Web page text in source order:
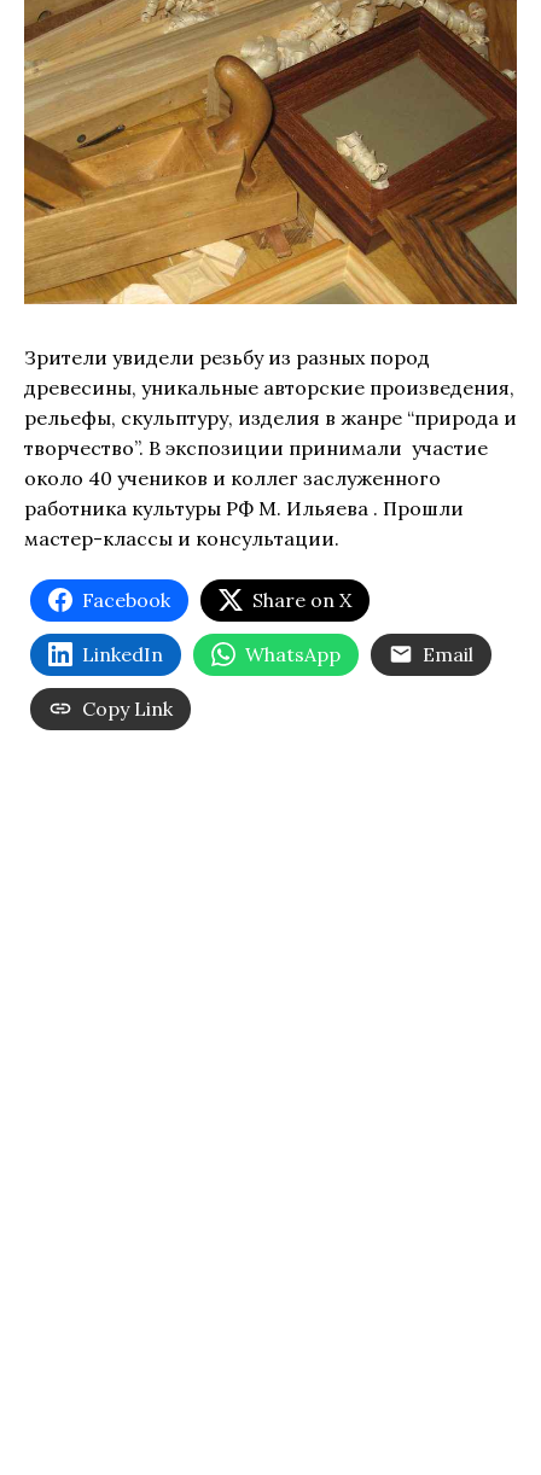
Зрители увидели резьбу из разных пород
древесины, уникальные авторские произведения,
рельефы, скульптуру, изделия в жанре “природа и
творчество”. В экспозиции принимали участие
около 40 учеников и коллег заслуженного
работника культуры РФ М. Ильяева . Прошли
мастер-классы и консультации.
Facebook Share on X
LinkedIn WhatsApp Email
Copy Link